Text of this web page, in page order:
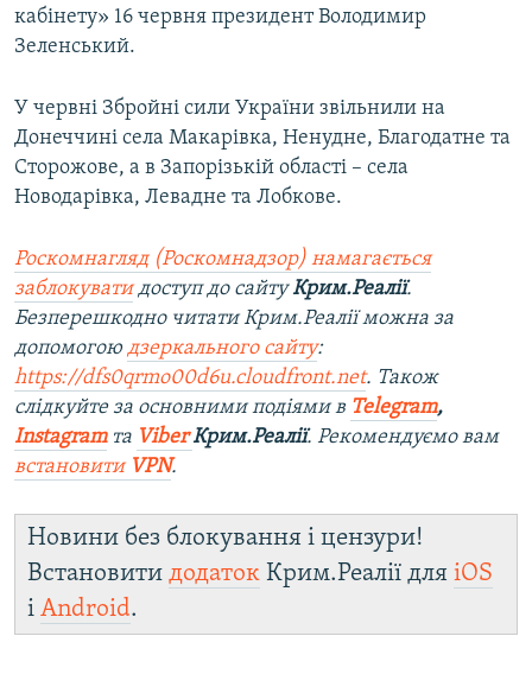
кабінету» 16 червня президент Володимир
Зеленський.
У червні Збройні сили України звільнили на
Донеччині села Макарівка, Ненудне, Благодатне та
Сторожове, а в Запорізькій області – села
Новодарівка, Левадне та Лобкове.
Роскомнагляд (Роскомнадзор) намагається
заблокуватидоступ до сайтуКрим.Реалії.
Безперешкодно читати Крим.Реалії можна за
допомогою дзеркального сайту:
https://dfs0qrmo00d6u.cloudfront.net. Також
слідкуйте за основними подіями в Telegram,
Instagramта ViberКрим.Реалії. Рекомендуємо вам
встановити VPN.
Новини без блокування і цензури!
Встановити додаток Крим.Реалії для iOS
і Android.